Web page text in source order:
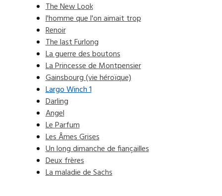
The New Look
l'homme que l'on aimait trop
Renoir
The last Furlong
La guerre des boutons
La Princesse de Montpensier
Gainsbourg (vie héroïque)
Largo Winch 1
Darling
Angel
Le Parfum
Les Âmes Grises
Un long dimanche de fiançailles
Deux frères
La maladie de Sachs